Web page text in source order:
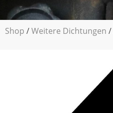
Shop /Weitere Dichtungen /